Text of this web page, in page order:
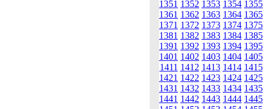
1351 1352 1353 1354 1355
1361 1362 1363 1364 1365
1371 1372 1373 1374 1375
1381 1382 1383 1384 1385
1391 1392 1393 1394 1395
1401 1402 1403 1404 1405
1411 1412 1413 1414 1415
1421 1422 1423 1424 1425
1431 1432 1433 1434 1435
1441 1442 1443 1444 1445